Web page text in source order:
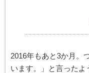
2016年もあと3か月。
います。」と言ったよ